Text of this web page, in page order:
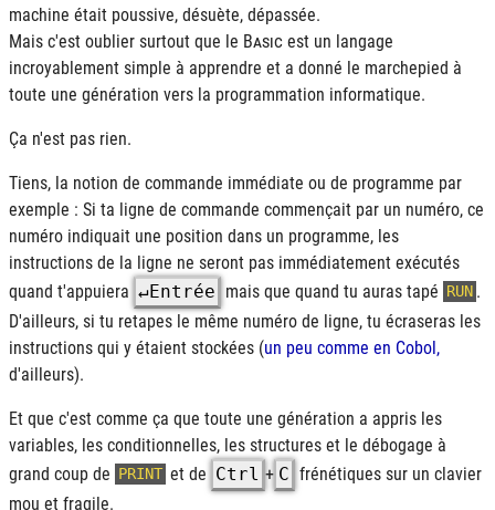
machine était poussive, désuète, dépassée.
Mais c'est oublier surtout que le Basic est un langage
incroyablement simple à apprendre et a donné le marchepied à
toute une génération vers la programmation informatique.
Ça n'est pas rien.
Tiens, la notion de commande immédiate ou de programme par
exemple : Si ta ligne de commande commençait par un numéro, ce
numéro indiquait une position dans un programme, les
instructions de la ligne ne seront pas immédiatement exécutés
quand t'appuiera ↵Entrée mais que quand tu auras tapé RUN .
D'ailleurs, si tu retapes le même numéro de ligne, tu écraseras les
instructions qui y étaient stockées (un peu comme en Cobol,
d'ailleurs).
Et que c'est comme ça que toute une génération a appris les
variables, les conditionnelles, les structures et le débogage à
grand coup de PRINT et de Ctrl + C frénétiques sur un clavier
mou et fragile.